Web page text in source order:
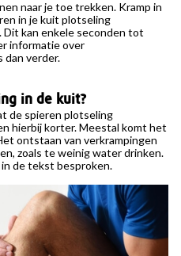
naar je toe trekken. Kramp in
in je kuit plotseling
kan enkele seconden tot
informatie over
dan verder.
in de kuit?
de spieren plotseling
hierbij korter. Meestal komt het
ontstaan van verkrampingen
zoals te weinig water drinken.
de tekst besproken.